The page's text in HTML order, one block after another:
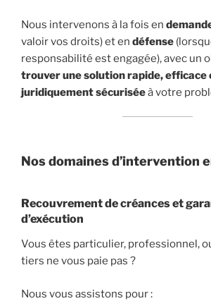
Nous intervenons à la fois en
valoir vos droits) et en défense
responsabilité est engagée), avec un
trouver une solution rapide, efficace
juridiquement sécuriséeà votre
Nos domaines d’intervention
Recouvrement de créances et
d’exécution
Vous êtes particulier, professionnel,
tiers ne vous paie pas ?
Nous vous assistons pour :